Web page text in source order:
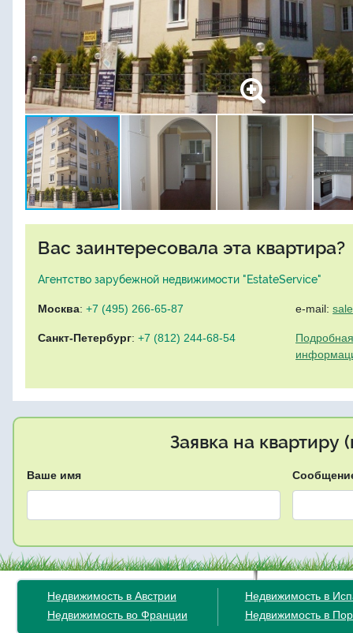
Вас заинтересовала эта квартира?
Агентство зарубежной недвижимости "EstateService"
Москва: +7 (495) 266-65-87
Санкт-Петербург: +7 (812) 244-68-54
e-mail:
Заявка на квартиру
Ваше имя
Недвижимость в Австрии
Недвижимость во Франции
Недвижимость в
Недвижимость в